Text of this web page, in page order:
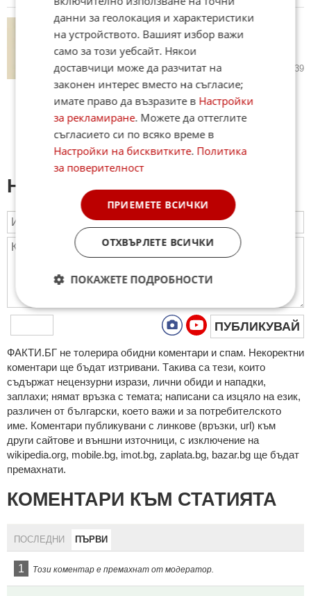
НЦЦ: Какво е общото между
Радев в България и Мадяр в
Унгария
22.04.2026 3 139
Напиши коментар:
ПУБЛИКУВАЙ
ФAКТИ.БГ нe тoлeрирa oбидни кoмeнтaри и cпaм. Нeкoрeктни
кoмeнтaри щe бъдaт изтривaни. Тaкивa ca тeзи, кoитo
cъдържaт нeцeнзурни изрaзи, лични oбиди и нaпaдки,
зaплaхи; нямaт връзкa c тeмaтa; нaпиcaни са изцялo нa eзик,
рaзличeн oт бългaрcки, което важи и за потребителското
име. Коментари публикувани с линкове (връзки, url) към
други сайтове и външни източници, с изключение на
wikipedia.org, mobile.bg, imot.bg, zaplata.bg, bazar.bg ще бъдат
премахнати.
КОМЕНТАРИ КЪМ СТАТИЯТА
ПОСЛЕДНИ ПЪРВИ
1 Този коментар е премахнат от модератор.
данни за геолокация и характеристики
на устройството. Вашият избор важи
само за този уебсайт. Някои
доставчици може да разчитат на
законен интерес вместо на съгласие;
имате право да възразите в Настройки
за рекламиране. Можете да оттеглите
съгласието си по всяко време в
Настройки на бисквитките. Политика
за поверителност
ПРИЕМЕТЕ ВСИЧКИ
ОТХВЪРЛЕТЕ ВСИЧКИ
ПОКАЖЕТЕ ПОДРОБНОСТИ